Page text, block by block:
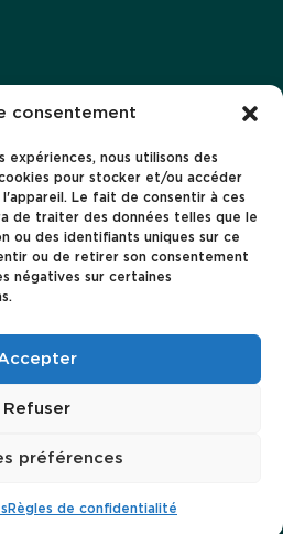
consentement
expériences, nous utilisons des
pour stocker et/ou accéder
Le fait de consentir à ces
de traiter des données telles que le
ou des identifiants uniques sur ce
ou de retirer son consentement
négatives sur certaines
Refuser
préférences
Règles de confidentialité
instantanée
par Pilot’in